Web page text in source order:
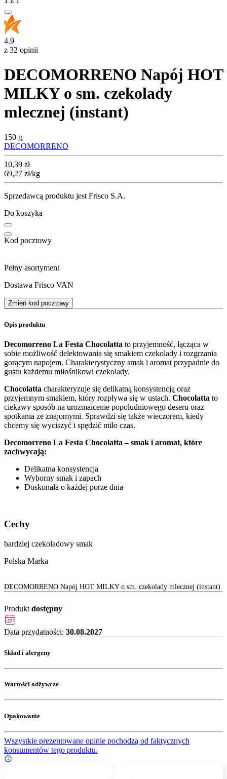
4.9
z 32 opinii
DECOMORRENO Napój HOT
MILKY o sm. czekolady
mlecznej (instant)
150 g
DECOMORRENO
Cena
10,39 zł
69,27 zł/kg
Sprzedawcą produktu jest Frisco S.A.
Do koszyka
Kod pocztowy
Pełny asortyment
Dostawa Frisco VAN
Zmień kod pocztowy
Opis produktu
Decomorreno La Festa Chocolatta to przyjemność, łącząca w
sobie możliwość delektowania się smakiem czekolady i rozgrzania
gorącym napojem. Charakterystyczny smak i aromat przypadnie do
gustu każdemu miłośnikowi czekolady.
Chocolatta charakteryzuje się delikatną konsystencją oraz
przyjemnym smakiem, który rozpływa się w ustach. Chocolatta to
ciekawy sposób na urozmaicenie popołudniowego deseru oraz
spotkania ze znajomymi. Sprawdzi się także wieczorem, kiedy
chcemy się wyciszyć i spędzić miło czas.
Decomorreno La Festa Chocolatta – smak i aromat, które
zachwycają:
Delikatna konsystencja
Wyborny smak i zapach
Doskonała o każdej porze dnia
Cechy
bardziej czekoladowy smak
Polska Marka
DECOMORRENO Napój HOT MILKY o sm. czekolady mlecznej (instant)
Produkt dostępny
Data przydatności: 30.08.2027
Skład i alergeny
Wartości odżywcze
Opakowanie
Wszystkie prezentowane opinie pochodzą od faktycznych
konsumentów tego produktu.